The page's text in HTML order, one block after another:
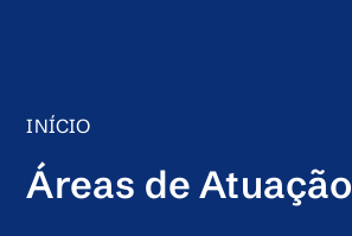
INÍCIO
Áreas de Atuação